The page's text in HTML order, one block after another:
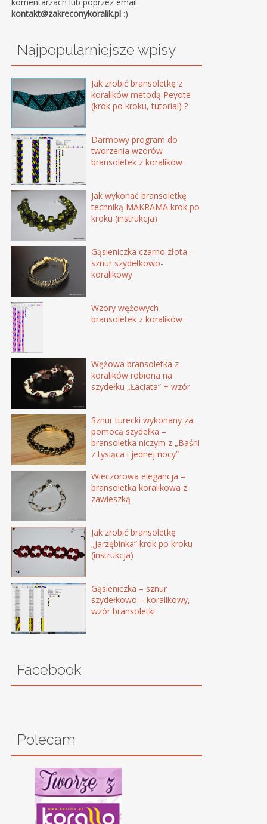
kontakt@zakreconykoralik.pl :)
Najpopularniejsze wpisy
Jak zrobić bransoletkę z
koralików metodą Peyote
(krok po kroku, tutorial) ?
Darmowy program do
tworzenia wzorów
bransoletek z koralików
Jak wykonać bransoletkę
techniką MAKRAMA krok po
kroku (instrukcja)
Gąsieniczka czarno złota –
sznur szydełkowo-
koralikowy
Wzory wężowych
bransoletek z koralików
Wężowa bransoletka z
koralików robiona na
szydełku „Łaciata” + wzór
Sznur turecki wykonany za
pomocą szydełka –
bransoletka niczym z „Baśni
z tysiąca i jednej nocy”
Wieczorowa elegancja –
bransoletka koralikowa z
zawieszką
Jak zrobić bransoletkę
„Jarzębinka” krok po kroku
(instrukcja)
Gąsieniczka – sznur
szydełkowo – koralikowy,
wzór bransoletki
Facebook
Polecam